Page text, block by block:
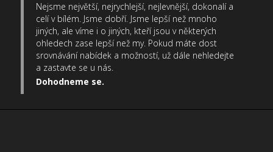
Nejsme největší, nejrychlejší, nejlevnější, dokonalí a
celí v bílém. Jsme dobří. Jsme lepší než mnoho
jiných, ale víme i o jiných, kteří jsou v některých
ohledech zase lepší než my. Pokud máte dost
srovnávání nabídek a možností, už dále nehledejte
a zastavte se u nás.
Dohodneme se.